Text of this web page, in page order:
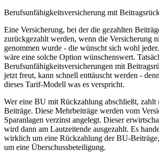
Berufsunfähigkeitsversicherung mit
Eine Versicherung, bei der die gezahlten
zurückgezahlt werden, wenn die Versicherung
genommen wurde - die wünscht sich wohl
wäre eine solche Option wünschenswert.
Berufsunfähigkeitsversicherungen mit
jetzt freut, kann schnell enttäuscht werden -
dieses Tarif-Modell was es verspricht.
Wer eine BU mit Rückzahlung abschließt, zahlt
Beiträge. Diese Mehrbeiträge werden vom
Sparanlagen verzinst angelegt. Dieser
wird dann am Lautzeitende ausgezahlt. Es
wirklich um eine Rückzahlung der BU-
um eine Überschussbeteiligung.